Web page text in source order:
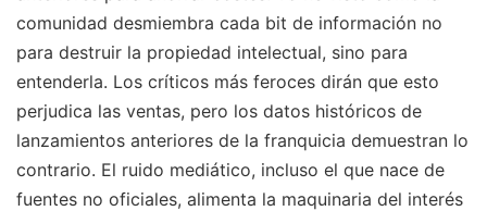
comunidad desmiembra cada bit de información no
para destruir la propiedad intelectual, sino para
entenderla. Los críticos más feroces dirán que esto
perjudica las ventas, pero los datos históricos de
lanzamientos anteriores de la franquicia demuestran lo
contrario. El ruido mediático, incluso el que nace de
fuentes no oficiales, alimenta la maquinaria del interés